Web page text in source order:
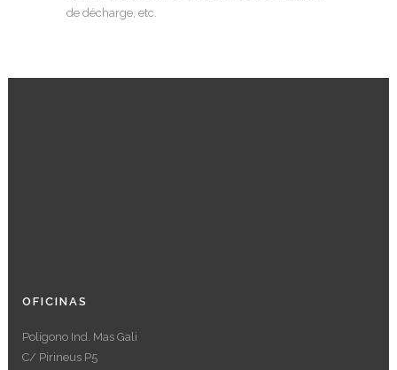
de décharge, etc.
OFICINAS
Polígono Ind. Mas Gali
C/ Pirineus P5